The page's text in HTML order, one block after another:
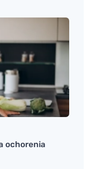
ochorenia